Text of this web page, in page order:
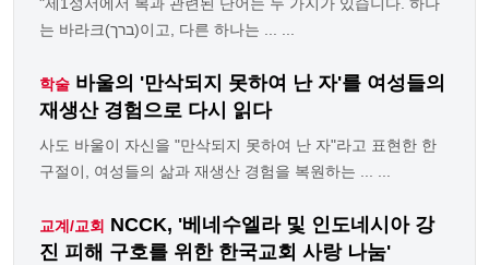
"제1성서에서 복과 관련된 단어는 두 가지가 있습니다. 하나
는 바라크(ברך)이고, 다른 하나는 ... ...
학술 바울의 '만삭되지 못하여 난 자'를 여성들의
재생산 경험으로 다시 읽다
사도 바울이 자신을 "만삭되지 못하여 난 자"라고 표현한 한
구절이, 여성들의 삶과 재생산 경험을 복원하는 ... ...
교계/교회 NCCK, '베네수엘라 및 인도네시아 강
진 피해 구호를 위한 한국교회 사랑 나눔'